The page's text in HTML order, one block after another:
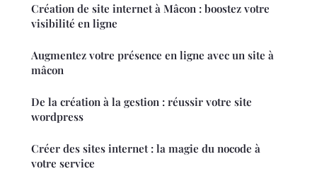
Création de site internet à Mâcon : boostez votre
visibilité en ligne
Augmentez votre présence en ligne avec un site à
mâcon
De la création à la gestion : réussir votre site
wordpress
Créer des sites internet : la magie du nocode à
votre service